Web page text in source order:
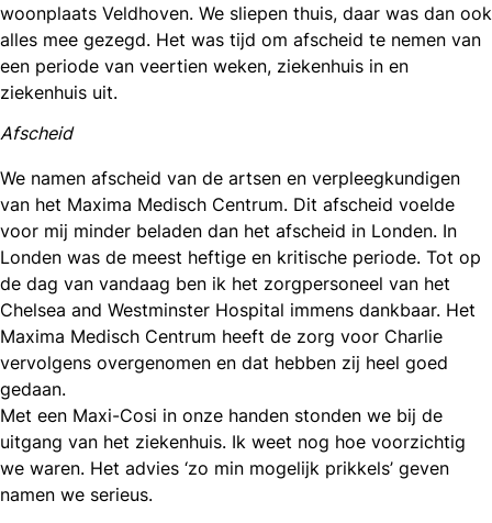
woonplaats Veldhoven. We sliepen thuis, daar was dan ook
alles mee gezegd. Het was tijd om afscheid te nemen van
een periode van veertien weken, ziekenhuis in en
ziekenhuis uit.
Afscheid
We namen afscheid van de artsen en verpleegkundigen
van het Maxima Medisch Centrum. Dit afscheid voelde
voor mij minder beladen dan het afscheid in Londen. In
Londen was de meest heftige en kritische periode. Tot op
de dag van vandaag ben ik het zorgpersoneel van het
Chelsea and Westminster Hospital immens dankbaar. Het
Maxima Medisch Centrum heeft de zorg voor Charlie
vervolgens overgenomen en dat hebben zij heel goed
gedaan.
Met een Maxi-Cosi in onze handen stonden we bij de
uitgang van het ziekenhuis. Ik weet nog hoe voorzichtig
we waren. Het advies ‘zo min mogelijk prikkels’ geven
namen we serieus.